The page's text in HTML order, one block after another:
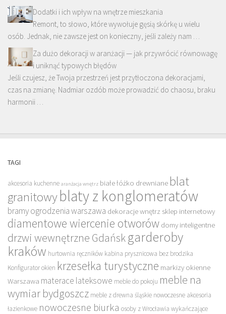
Dodatki i ich wpływ na wnętrze mieszkania
Remont, to słowo, które wywołuje gęsią skórkę u wielu
osób. Jednak, nie zawsze jest on konieczny, jeśli zależy nam …
Za dużo dekoracji w aranżacji — jak przywrócić równowagę
i uniknąć typowych błędów
Jeśli czujesz, że Twoja przestrzeń jest przytłoczona dekoracjami,
czas na zmianę. Nadmiar ozdób może prowadzić do chaosu, braku
harmonii …
TAGI
akcesoria kuchenne aranżacja wnętrz białe łóżko drewniane blat
granitowyblaty z konglomeratów
bramy ogrodzenia warszawa dekoracje wnętrz sklep internetowy
diamentowe wiercenie otworów domy inteligentne
drzwi wewnętrzne Gdańsk garderoby
kraków hurtownia ręczników kabina prysznicowa bez brodzika
Konfigurator okien krzesełka turystyczne markizy okienne
Warszawa materace lateksowe meble do pokoju meble na
wymiar bydgoszcz meble z drewna śląskie nowoczesne akcesoria
łazienkowe nowoczesne biurka osoby z Wrocławia wykańczające